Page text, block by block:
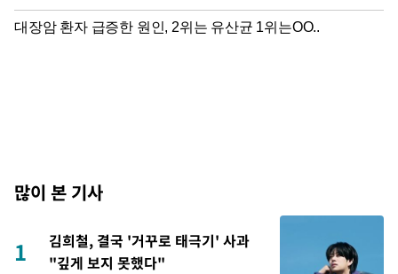
많이 본 기사
1
김희철, 결국 '거꾸로 태극기' 사과
"깊게 보지 못했다"